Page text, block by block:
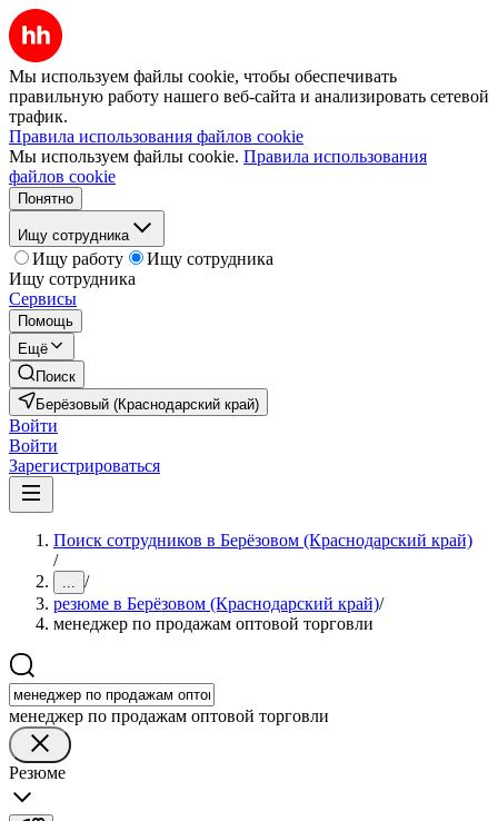
Мы используем файлы cookie, чтобы обеспечивать
правильную работу нашего веб-сайта и анализировать сетевой
трафик.
Правила использования файлов cookie
Мы используем файлы cookie. Правила использования
файлов cookie
Понятно
Ищу сотрудника
Ищу работу
Ищу сотрудника
Ищу сотрудника
Сервисы
Помощь
Ещё
Поиск
Берёзовый (Краснодарский край)
Войти
Войти
Зарегистрироваться
Поиск сотрудников в Берёзовом (Краснодарский край)
/
... /
резюме в Берёзовом (Краснодарский край)/
менеджер по продажам оптовой торговли
менеджер по продажам оптовой торговли
Резюме